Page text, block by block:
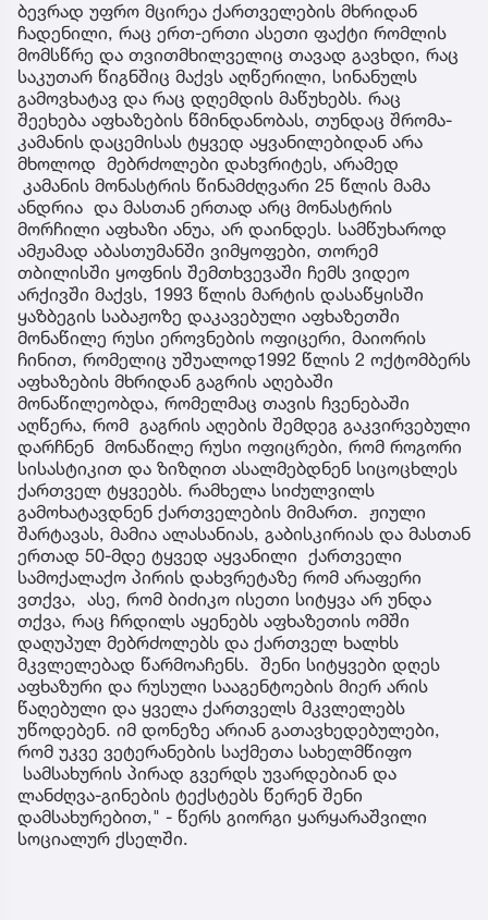
ბევრად უფრო მცირეა ქართველების მხრიდან
ჩადენილი, რაც ერთ-ერთი ასეთი ფაქტი რომლის
მომსწრე და თვითმხილველიც თავად გავხდი, რაც
საკუთარ წიგნშიც მაქვს აღწერილი, სინანულს
გამოვხატავ და რაც დღემდის მაწუხებს. რაც
შეეხება აფხაზების წმინდანობას, თუნდაც შრომა-
კამანის დაცემისას ტყვედ აყვანილებიდან არა
მხოლოდ მებრძოლები დახვრიტეს, არამედ
კამანის მონასტრის წინამძღვარი 25 წლის მამა
ანდრია და მასთან ერთად არც მონასტრის
მორჩილი აფხაზი ანუა, არ დაინდეს. სამწუხაროდ
ამჟამად აბასთუმანში ვიმყოფები, თორემ
თბილისში ყოფნის შემთხვევაში ჩემს ვიდეო
არქივში მაქვს, 1993 წლის მარტის დასაწყისში
ყაზბეგის საბაჟოზე დაკავებული აფხაზეთში
მონაწილე რუსი ეროვნების ოფიცერი, მაიორის
ჩინით, რომელიც უშუალოდ1992 წლის 2 ოქტომბერს
აფხაზების მხრიდან გაგრის აღებაში
მონაწილეობდა, რომელმაც თავის ჩვენებაში
აღწერა, რომ გაგრის აღების შემდეგ გაკვირვებული
დარჩნენ მონაწილე რუსი ოფიცრები, რომ როგორი
სისასტიკით და ზიზღით ასალმებდნენ სიცოცხლეს
ქართველ ტყვეებს. რამხელა სიძულვილს
გამოხატავდნენ ქართველების მიმართ. ჟიული
შარტავას, მამია ალასანიას, გაბისკირიას და მასთან
ერთად 50-მდე ტყვედ აყვანილი ქართველი
სამოქალაქო პირის დახვრეტაზე რომ არაფერი
ვთქვა, ასე, რომ ბიძიკო ისეთი სიტყვა არ უნდა
თქვა, რაც ჩრდილს აყენებს აფხაზეთის ომში
დაღუპულ მებრძოლებს და ქართველ ხალხს
მკვლელებად წარმოაჩენს. შენი სიტყვები დღეს
აფხაზური და რუსული სააგენტოების მიერ არის
წაღებული და ყველა ქართველს მკვლელებს
უწოდებენ. იმ დონეზე არიან გათავხედებულები,
რომ უკვე ვეტერანების საქმეთა სახელმწიფო
სამსახურის პირად გვერდს უვარდებიან და
ლანძღვა-გინების ტექსტებს წერენ შენი
დამსახურებით," - წერს გიორგი ყარყარაშვილი
სოციალურ ქსელში.